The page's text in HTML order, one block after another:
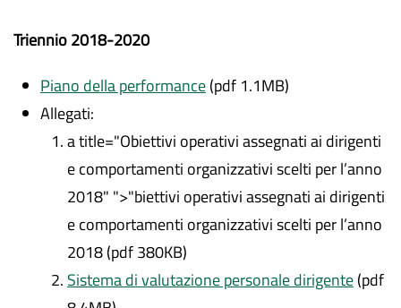
Triennio 2018-2020
Piano della performance(pdf 1.1MB)
Allegati:
a title="Obiettivi operativi assegnati ai dirigenti
e comportamenti organizzativi scelti per l’anno
2018" ">"biettivi operativi assegnati ai dirigenti
e comportamenti organizzativi scelti per l’anno
2018 (pdf 380KB)
Sistema di valutazione personale dirigente(pdf